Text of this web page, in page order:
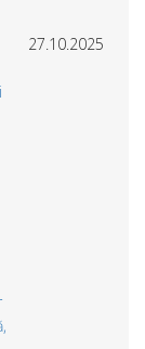
27.10.2025